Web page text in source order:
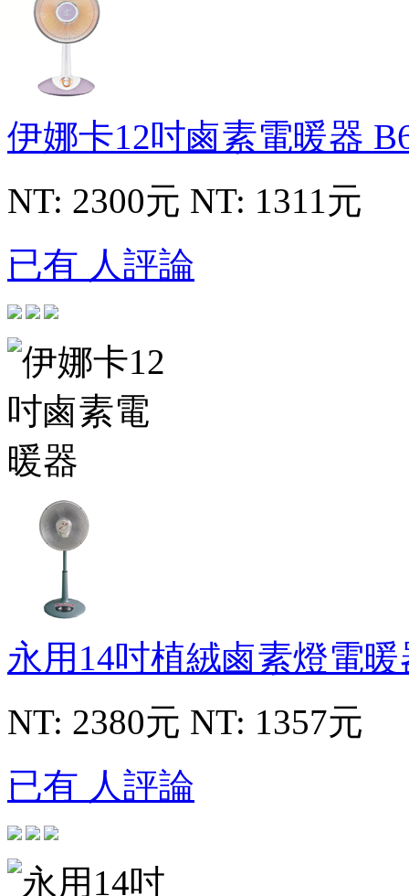
伊娜卡12吋鹵素電暖器
NT: 2300元 NT: 1311元
已有 人評論
永用14吋植絨鹵素燈電
NT: 2380元 NT: 1357元
已有 人評論